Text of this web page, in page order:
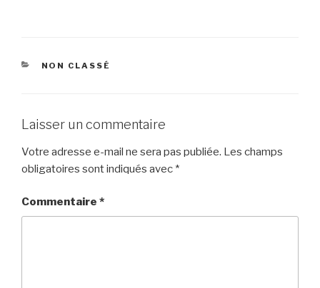
CATÉGORIES
NON CLASSÉ
Laisser un commentaire
Votre adresse e-mail ne sera pas publiée. Les champs
obligatoires sont indiqués avec *
Commentaire *